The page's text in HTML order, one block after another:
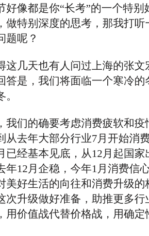
好像都是你“长考”的一个特别
做特别深度的思考，那我打
题呢？
这几天也有人问过上海的张文
答是，我们将面临一个寒冷的
我们的确要考虑消费疲软和疫
从去年大部分行业7月开始消
已经基本见底，从12月起国
年12月企稳，今年1月消费信
美好生活的向往和消费升级
次升级做好准备，助推更多行
用价值战代替价格战，用确定